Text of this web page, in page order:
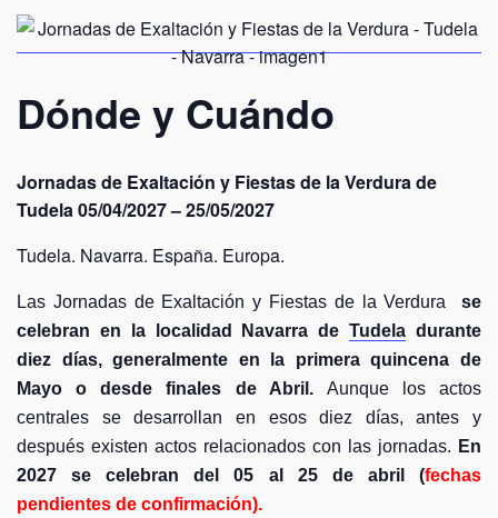
Dónde y Cuándo
Jornadas de Exaltación y Fiestas de la Verdura de
Tudela 05/04/2027 – 25/05/2027
Tudela. Navarra. España. Europa.
Las Jornadas de Exaltación y Fiestas de la Verdura se
celebran en la localidad Navarra deTudela durante
diez días, generalmente en la primera quincena de
Mayo o desde finales de Abril. Aunque los actos
centrales se desarrollan en esos diez días, antes y
después existen actos relacionados con las jornadas. En
2027 se celebran del 05 al 25 de abril (fechas
pendientes de confirmación).